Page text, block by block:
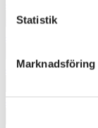
Statistik
Marknadsföring
4321